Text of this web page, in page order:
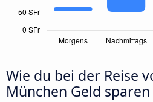
Wie du bei der Reise
München Geld